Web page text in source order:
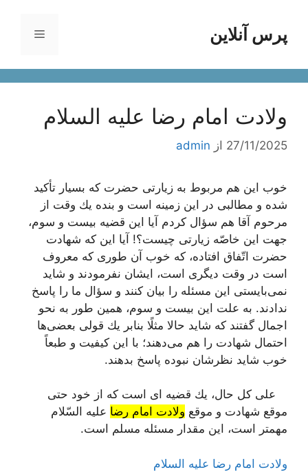
محتواپرس آنلاین فهرست
ولادت امام رضا علیه السلام
27/11/2025 از admin
خوب این هم مربوط به زیارتی حضرت كه بسیار تأكید
شده و مطالبی در این زمینه است و بنده یك وقت از
مرحوم آقا هم سؤال كردم آیا این قضیه بیست و سوم،
جهت این خاصّه زیارتی چیست؟! آیا این كه شهادت
حضرت اتّفاق افتاده، كه خوب آن طوری كه معروف
است در وقت دیگری است، ایشان نفرمودند و شاید
نمی‌بایستی این مسئله را بیان كنند و سؤال ما را پاسخ
ندادند. به علت این بیست و سوم، همین طور به نحو
اجمال گفتند كه شاید حالا مثلًا بنابر یك قولی بعضی‌ها
احتمال شهادت را هم می‌دهند؛ با این كیفیت و طبعاً
خوب شاید نظرشان نبوده پاسخ بدهند.
علی كل حال، یك قضیه ای است كه از خود حتی
موقع شهادت و موقع ولادت امام رضا علیه السّلام
مهمتر است، این مقدار مسئله مسلم است.
ولادت امام رضا علیه السلام